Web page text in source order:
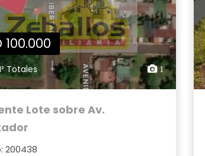
100.000
Totales 1
Lote sobre Av.
200438